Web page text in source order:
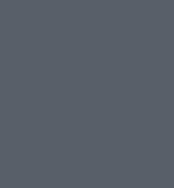
δοκιμάζονται